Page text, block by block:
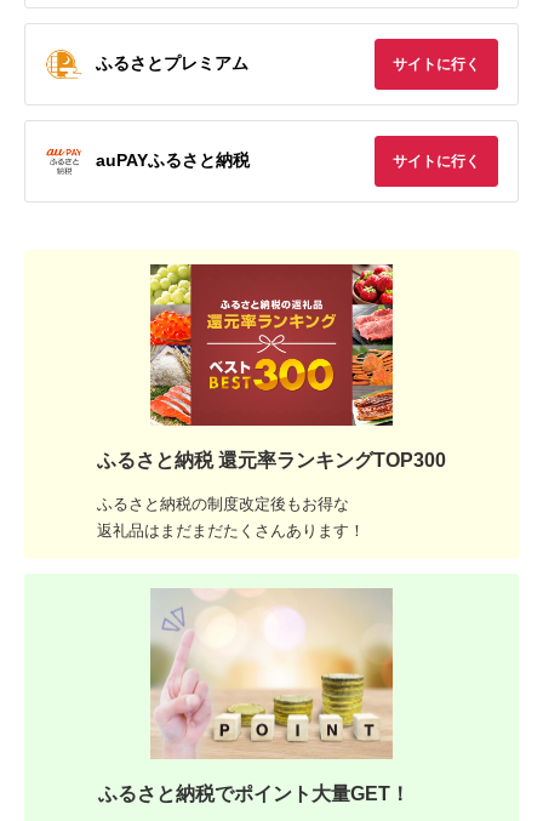
ふるさとプレミアム サイトに行く
auPAYふるさと納税 サイトに行く
ふるさと納税 還元率ランキングTOP300
ふるさと納税の制度改定後もお得な
返礼品はまだまだたくさんあります！
ふるさと納税でポイント大量GET！